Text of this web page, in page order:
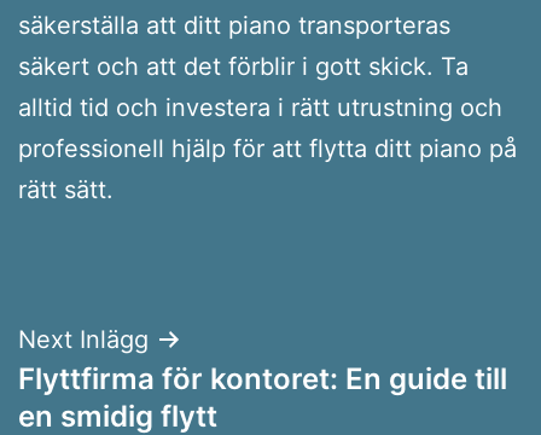
säkerställa att ditt piano transporteras
säkert och att det förblir i gott skick. Ta
alltid tid och investera i rätt utrustning och
professionell hjälp för att flytta ditt piano på
rätt sätt.
Inläggsnavigering
Next Inlägg
Flyttfirma för kontoret: En guide till
en smidig flytt